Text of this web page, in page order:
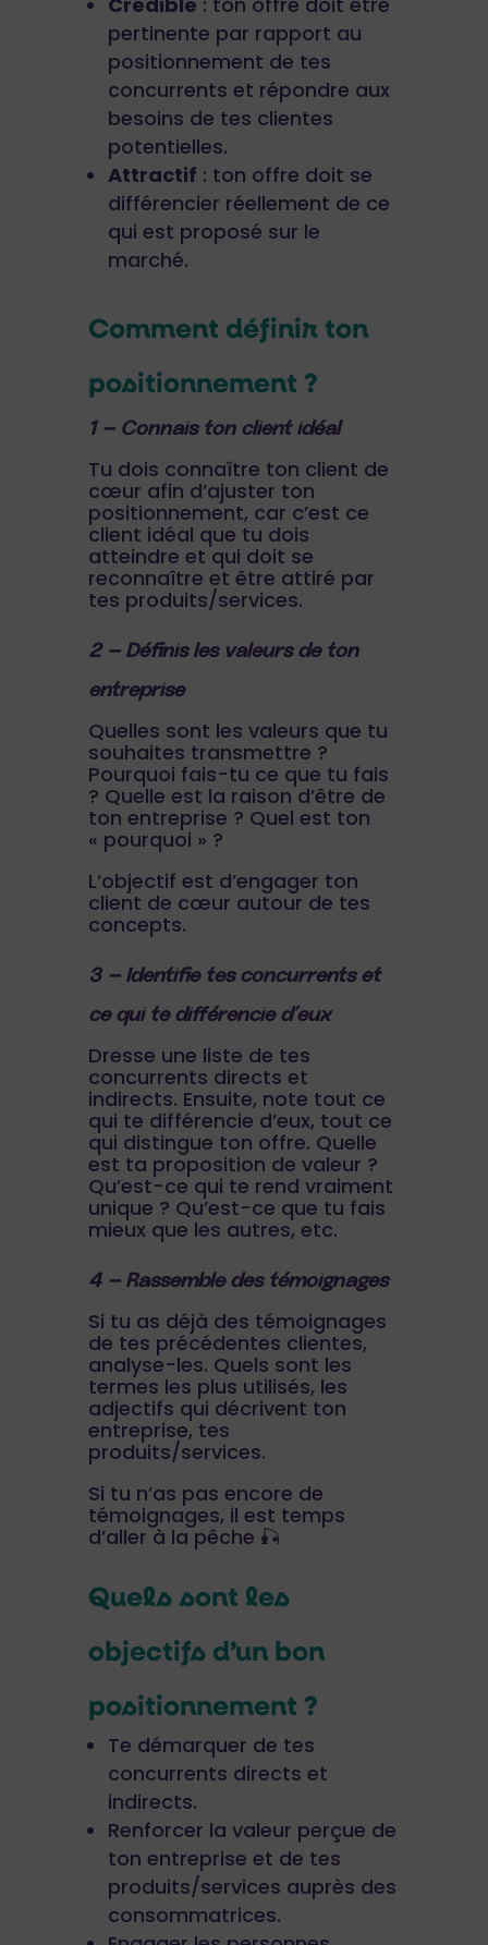
pertinente par rapport au
positionnement de tes
concurrents et répondre aux
besoins de tes clientes
potentielles.
Attractif : ton offre doit se
différencier réellement de ce
qui est proposé sur le
marché.
Comment définir ton
positionnement ?
1 – Connais ton client idéal
Tu dois connaître ton client de
cœur afin d’ajuster ton
positionnement, car c’est ce
client idéal que tu dois
atteindre et qui doit se
reconnaître et être attiré par
tes produits/services.
2 – Définis les valeurs de ton
entreprise
Quelles sont les valeurs que tu
souhaites transmettre ?
Pourquoi fais-tu ce que tu fais
? Quelle est la raison d’être de
ton entreprise ? Quel est ton
« pourquoi » ?
L’objectif est d’engager ton
client de cœur autour de tes
concepts.
3 – Identifie tes concurrents et
ce qui te différencie d’eux
Dresse une liste de tes
concurrents directs et
indirects. Ensuite, note tout ce
qui te différencie d’eux, tout ce
qui distingue ton offre. Quelle
est ta proposition de valeur ?
Qu’est-ce qui te rend vraiment
unique ? Qu’est-ce que tu fais
mieux que les autres, etc.
4 – Rassemble des témoignages
Si tu as déjà des témoignages
de tes précédentes clientes,
analyse-les. Quels sont les
termes les plus utilisés, les
adjectifs qui décrivent ton
entreprise, tes
produits/services.
Si tu n’as pas encore de
témoignages, il est temps
d’aller à la pêche 🎣
Quels sont les
objectifs d’un bon
positionnement ?
Te démarquer de tes
concurrents directs et
indirects.
Renforcer la valeur perçue de
ton entreprise et de tes
produits/services auprès des
consommatrices.